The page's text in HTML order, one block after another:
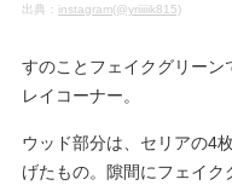
出典： instagram(@yriiiiik815)
すのことフェイクグリー
レイコーナー。
ウッド部分は、セリアの4
げたもの。隙間にフェイク